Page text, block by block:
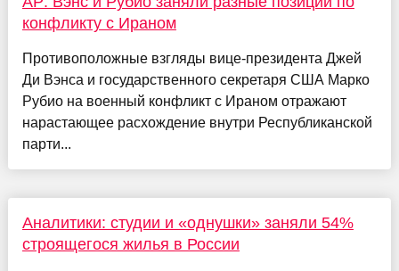
конфликту с Ираном
Противоположные взгляды вице-президента Джей
Ди Вэнса и государственного секретаря США Марко
Рубио на военный конфликт с Ираном отражают
нарастающее расхождение внутри Республиканской
парти...
Аналитики: студии и «однушки» заняли 54%
строящегося жилья в России